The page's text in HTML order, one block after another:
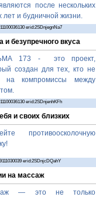
после нескольких
лет и будничной жизни.
erid:2SDnjegnNa7
и безупречного вкуса
173 - это проект,
создан для тех, кто не
на компромиссы между
erid:2SDnjenhKFh
и своих близких
противоосколочную
erid:2SDnjcDQahY
на массаж
— это не только